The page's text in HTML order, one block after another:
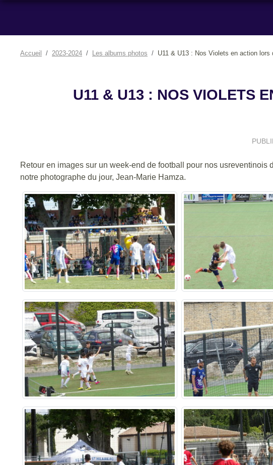
Accueil 2023-2024 Les albums photos U11 & U13 : Nos Violets en action
U11 & U13 : NOS VIOLETS
Retour en images sur un week-end de football pour nos
notre photographe du jour, Jean-Marie Hamza.